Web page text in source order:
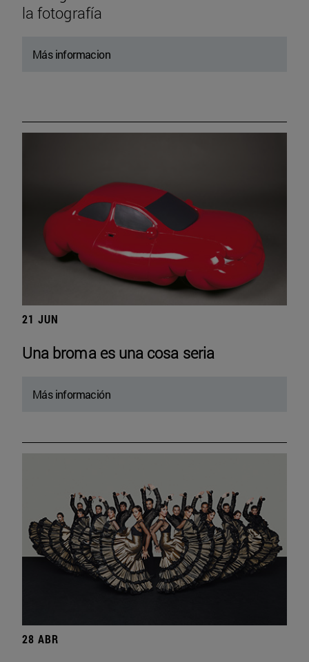
la fotografía
Más informacion
21 JUN
Una broma es una cosa seria
Más información
28 ABR